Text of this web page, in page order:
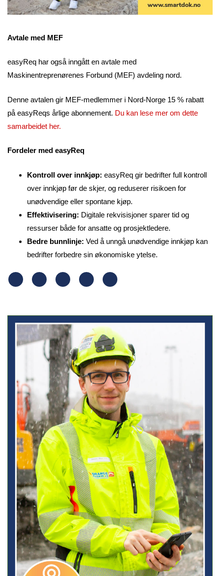
Avtale med MEF
easyReq har også inngått en avtale med
Maskinentreprenørenes Forbund (MEF) avdeling nord.
Denne avtalen gir MEF-medlemmer i Nord-Norge 15 % rabatt
på easyReqs årlige abonnement. Du kan lese mer om dette
samarbeidet her.
Fordeler med easyReq
Kontroll over innkjøp: easyReq gir bedrifter full kontroll
over innkjøp før de skjer, og reduserer risikoen for
unødvendige eller spontane kjøp.
Effektivisering: Digitale rekvisisjoner sparer tid og
ressurser både for ansatte og prosjektledere.
Bedre bunnlinje: Ved å unngå unødvendige innkjøp kan
bedrifter forbedre sin økonomiske ytelse.